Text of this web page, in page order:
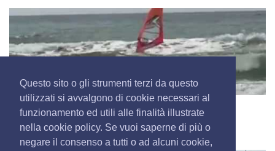
Questo sito o gli strumenti terzi da questo
utilizzati si avvalgono di cookie necessari al
funzionamento ed utili alle finalità illustrate
nella cookie policy. Se vuoi saperne di più o
negare il consenso a tutti o ad alcuni cookie,
Sulle onde a 9 anni
3343 visualizzazioni